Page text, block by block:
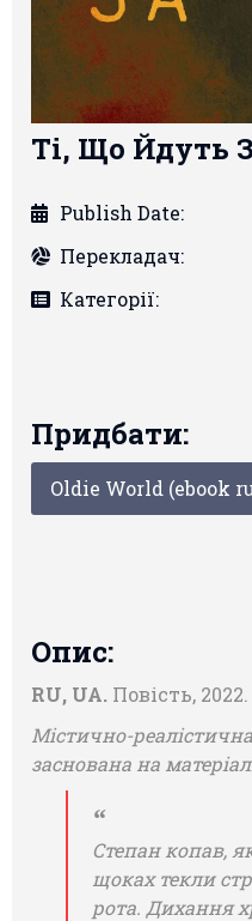
Ті, Що Йдуть
Publish Date:
Перекладач:
Категорії:
Придбати:
Oldie World (ebook
Опис:
RU, UA. Повість, 2022.
Містично-
заснована на
Степан копав,
щоках текли
рота. Дихання